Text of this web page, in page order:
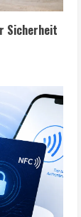
Sicherheit